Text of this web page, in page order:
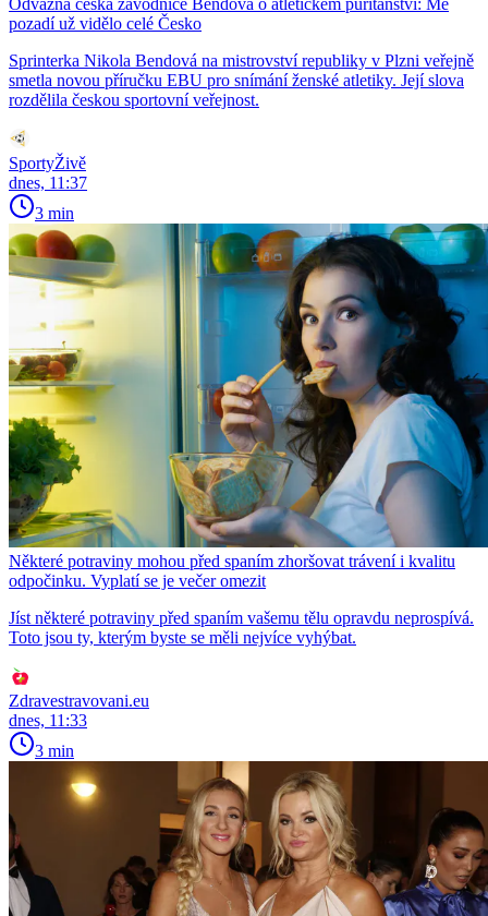
pozadí už vidělo celé Česko
Sprinterka Nikola Bendová na mistrovství republiky v Plzni veřejně
smetla novou příručku EBU pro snímání ženské atletiky. Její slova
rozdělila českou sportovní veřejnost.
SportyŽivě
dnes, 11:37
3 min
Některé potraviny mohou před spaním zhoršovat trávení i kvalitu
odpočinku. Vyplatí se je večer omezit
Jíst některé potraviny před spaním vašemu tělu opravdu neprospívá.
Toto jsou ty, kterým byste se měli nejvíce vyhýbat.
Zdravestravovani.eu
dnes, 11:33
3 min